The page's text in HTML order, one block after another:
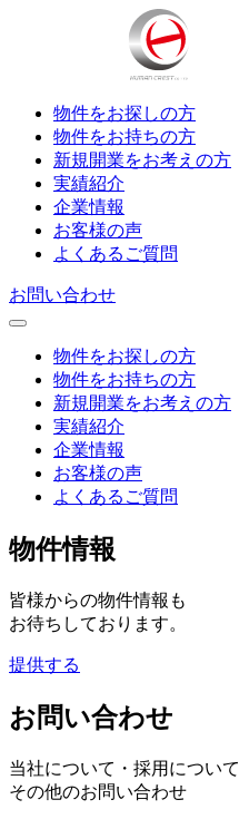
物件をお探しの方
物件をお持ちの方
新規開業をお考えの方
実績紹介
企業情報
お客様の声
よくあるご質問
お問い合わせ
物件をお探しの方
物件をお持ちの方
新規開業をお考えの方
実績紹介
企業情報
お客様の声
よくあるご質問
物件情報
皆様からの物件情報も
お待ちしております。
提供する
お問い合わせ
当社について・採用について
その他のお問い合わせ